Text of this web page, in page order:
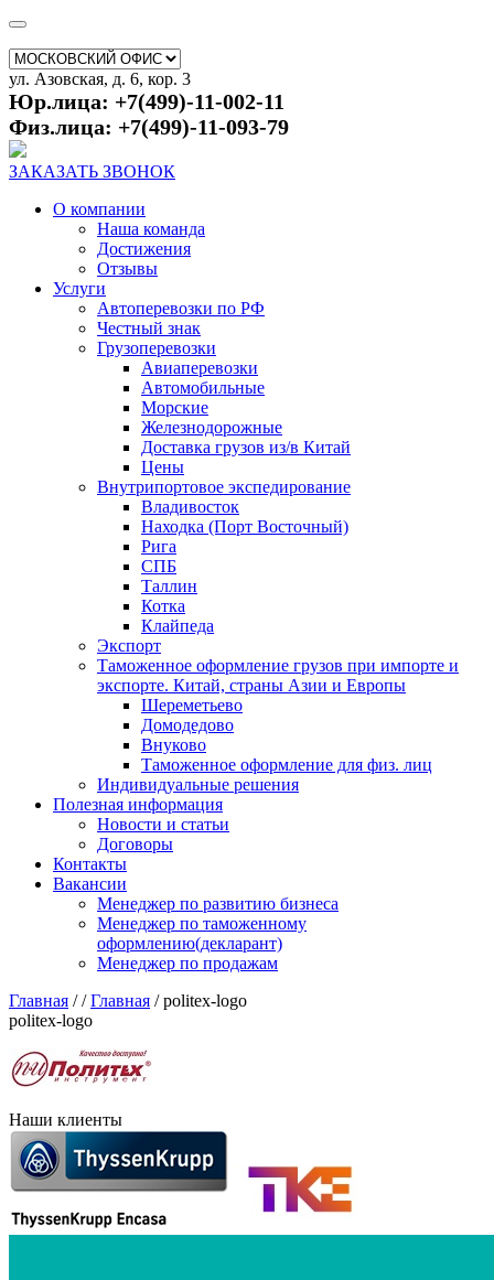
ул. Азовская, д. 6, кор. 3
Юр.лица: +7(499)-11-002-11
Физ.лица: +7(499)-11-093-79
ЗАКАЗАТЬ ЗВОНОК
О компании
Наша команда
Достижения
Отзывы
Услуги
Автоперевозки по РФ
Честный знак
Грузоперевозки
Авиаперевозки
Автомобильные
Морские
Железнодорожные
Доставка грузов из/в Китай
Цены
Внутрипортовое экспедирование
Владивосток
Находка (Порт Восточный)
Рига
СПБ
Таллин
Котка
Клайпеда
Экспорт
Таможенное оформление грузов при импорте и
экспорте. Китай, страны Азии и Европы
Шереметьево
Домодедово
Внуково
Таможенное оформление для физ. лиц
Индивидуальные решения
Полезная информация
Новости и статьи
Договоры
Контакты
Вакансии
Менеджер по развитию бизнеса
Менеджер по таможенному
оформлению(декларант)
Менеджер по продажам
Главная //Главная /politex-logo
politex-logo
Наши клиенты